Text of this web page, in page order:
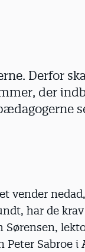
Derfor
der
vender
har de
Sabroe i